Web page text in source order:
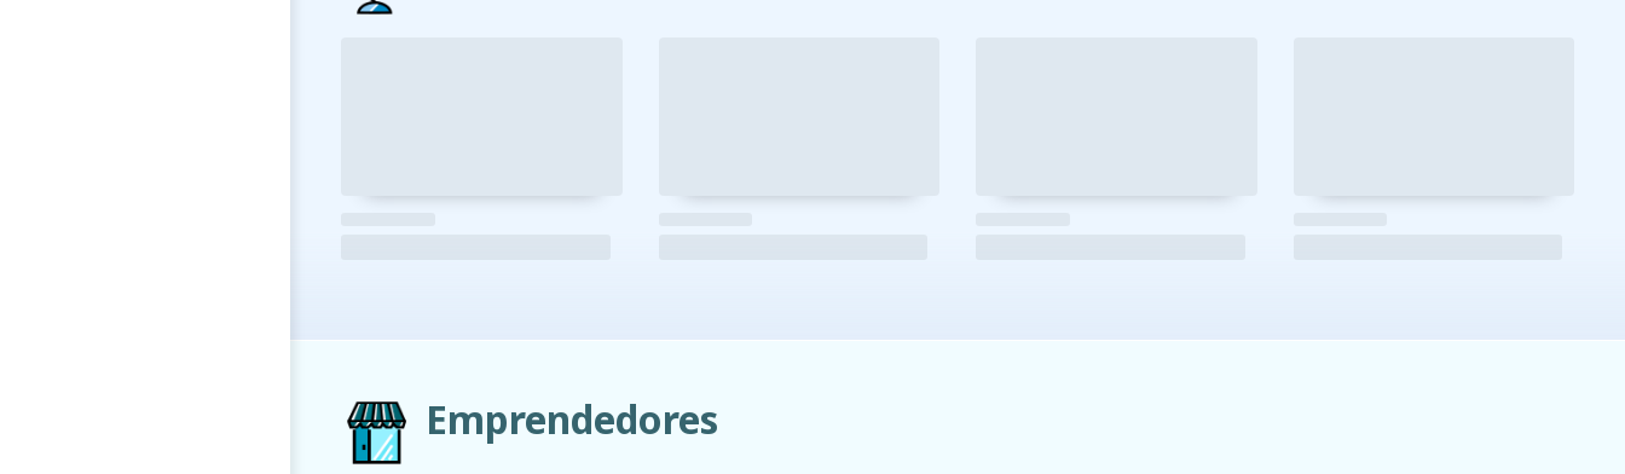
Emprendedores